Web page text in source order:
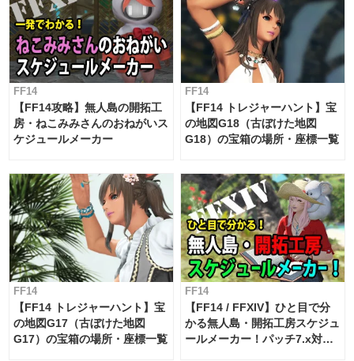
FF14
【FF14攻略】無人島の開拓工
房・ねこみみさんのおねがいス
ケジュールメーカー
FF14
【FF14 トレジャーハント】宝
の地図G18（古ぼけた地図
G18）の宝箱の場所・座標一覧
FF14
【FF14 トレジャーハント】宝
の地図G17（古ぼけた地図
G17）の宝箱の場所・座標一覧
FF14
【FF14 / FFXIV】ひと目で分
かる無人島・開拓工房スケジュ
ールメーカー！パッチ7.x対応